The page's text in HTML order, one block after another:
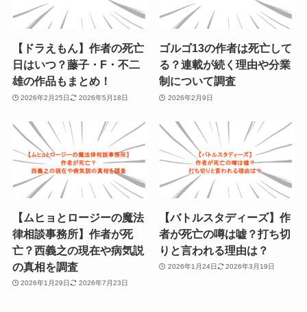
【ドラえもん】作者の死亡
日はいつ？藤子・F・不二
雄の作品もまとめ！
2026年2月25日 2026年5月18日
ゴルゴ13の作者は死亡して
る？連載が続く理由や分業
制について調査
2026年2月9日
【ムヒョとロージーの魔法
律相談事務所】作者が死
亡？西義之の現在や病気説
の真相を調査
2026年1月29日 2026年7月23日
【バトルスタディーズ】作
者が死亡の噂は嘘？打ち切
りと言われる理由は？
2026年1月24日 2026年3月19日